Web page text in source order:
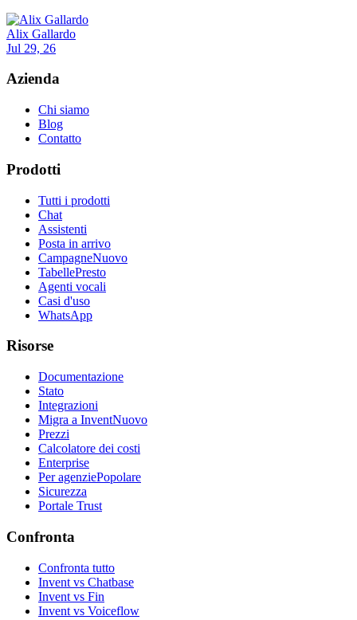
Alix Gallardo
Jul 29, 26
Azienda
Chi siamo
Blog
Contatto
Prodotti
Tutti i prodotti
Chat
Assistenti
Posta in arrivo
CampagneNuovo
TabellePresto
Agenti vocali
Casi d'uso
WhatsApp
Risorse
Documentazione
Stato
Integrazioni
Migra a InventNuovo
Prezzi
Calcolatore dei costi
Enterprise
Per agenziePopolare
Sicurezza
Portale Trust
Confronta
Confronta tutto
Invent vs Chatbase
Invent vs Fin
Invent vs Voiceflow